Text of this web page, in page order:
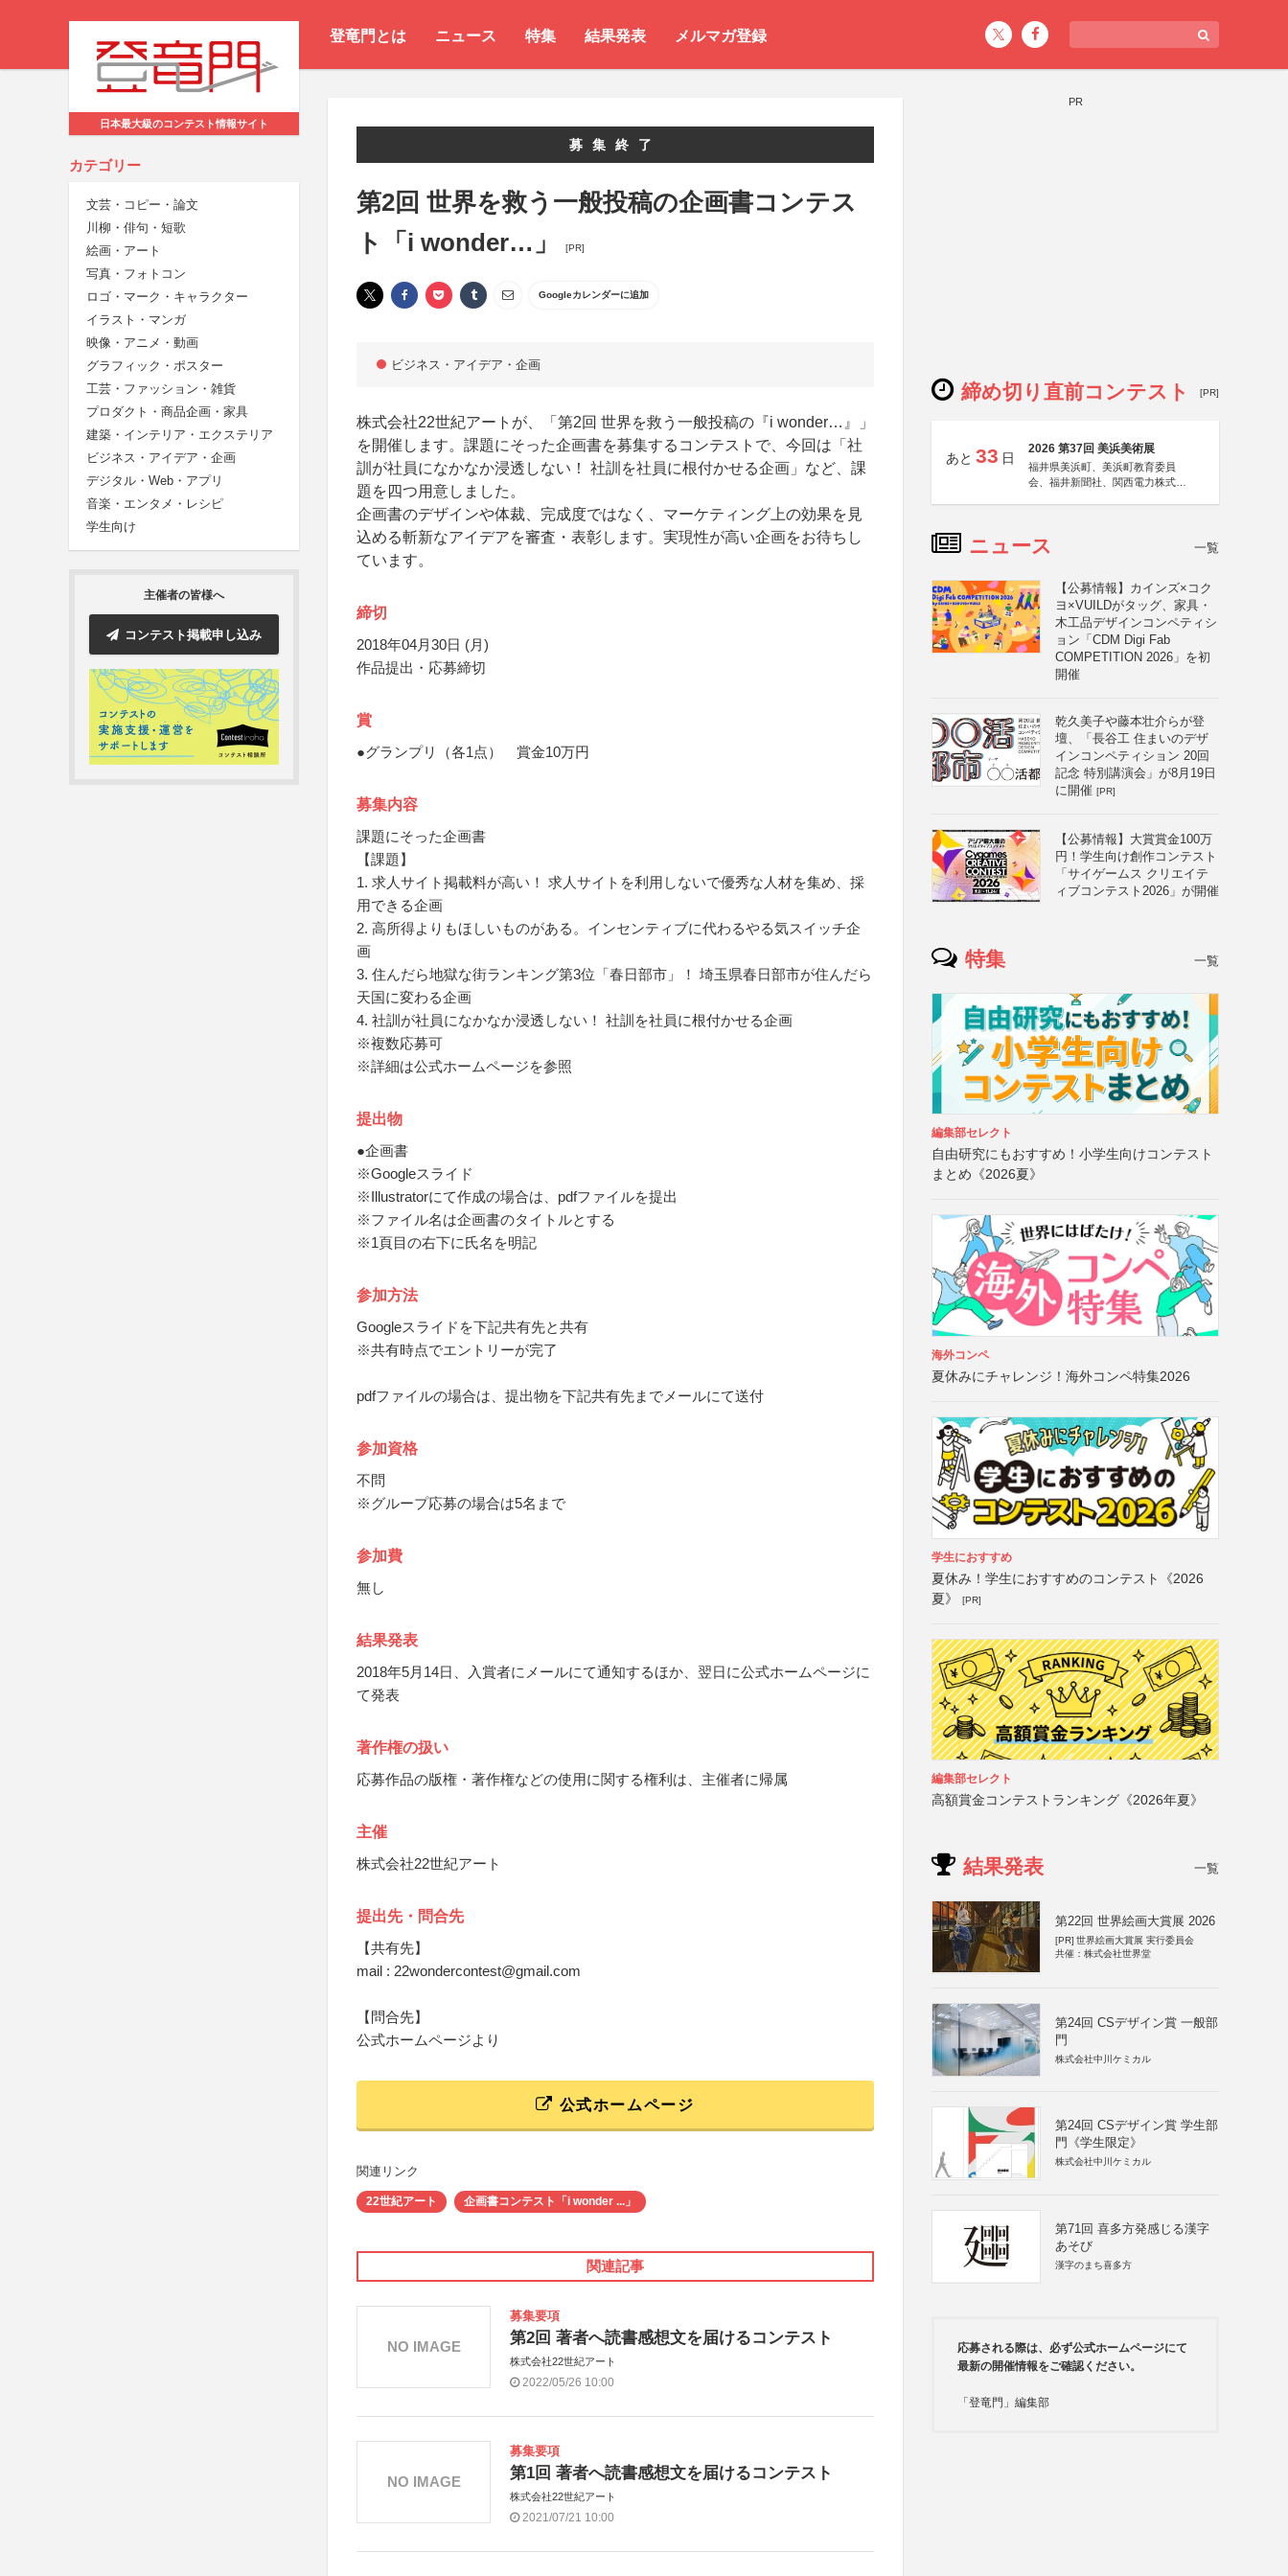
登竜門とは ニュース 特集 結果発表 メルマガ登録
日本最大級のコンテスト情報サイト
カテゴリー
文芸・コピー・論文
川柳・俳句・短歌
絵画・アート
写真・フォトコン
ロゴ・マーク・キャラクター
イラスト・マンガ
映像・アニメ・動画
グラフィック・ポスター
工芸・ファッション・雑貨
プロダクト・商品企画・家具
建築・インテリア・エクステリア
ビジネス・アイデア・企画
デジタル・Web・アプリ
音楽・エンタメ・レシピ
学生向け
主催者の皆様へ
コンテスト掲載申し込み
募集終了
第2回 世界を救う一般投稿の企画書コンテス
ト「i wonder…」
[PR]
Googleカレンダーに追加
ビジネス・アイデア・企画
株式会社22世紀アートが、「第2回 世界を救う一般投稿の『i wonder…』」
を開催します。課題にそった企画書を募集するコンテストで、今回は「社
訓が社員になかなか浸透しない！ 社訓を社員に根付かせる企画」など、課
題を四つ用意しました。
企画書のデザインや体裁、完成度ではなく、マーケティング上の効果を見
込める斬新なアイデアを審査・表彰します。実現性が高い企画をお待ちし
ています。
締切
2018年04月30日 (月)
作品提出・応募締切
賞
●グランプリ（各1点） 賞金10万円
募集内容
課題にそった企画書
【課題】
1. 求人サイト掲載料が高い！ 求人サイトを利用しないで優秀な人材を集め、採
用できる企画
2. 高所得よりもほしいものがある。インセンティブに代わるやる気スイッチ企
画
3. 住んだら地獄な街ランキング第3位「春日部市」！ 埼玉県春日部市が住んだら
天国に変わる企画
4. 社訓が社員になかなか浸透しない！ 社訓を社員に根付かせる企画
※複数応募可
※詳細は公式ホームページを参照
提出物
●企画書
※Googleスライド
※Illustratorにて作成の場合は、pdfファイルを提出
※ファイル名は企画書のタイトルとする
※1頁目の右下に氏名を明記
参加方法
Googleスライドを下記共有先と共有
※共有時点でエントリーが完了
pdfファイルの場合は、提出物を下記共有先までメールにて送付
参加資格
不問
※グループ応募の場合は5名まで
参加費
無し
結果発表
2018年5月14日、入賞者にメールにて通知するほか、翌日に公式ホームページに
て発表
著作権の扱い
応募作品の版権・著作権などの使用に関する権利は、主催者に帰属
主催
株式会社22世紀アート
提出先・問合先
【共有先】
mail : 22wondercontest@gmail.com
【問合先】
公式ホームページより
公式ホームページ
関連リンク
22世紀アート 企画書コンテスト「i wonder ...」
関連記事
募集要項
第2回 著者へ読書感想文を届けるコンテスト
株式会社22世紀アート
2022/05/26 10:00
NO IMAGE
募集要項
第1回 著者へ読書感想文を届けるコンテスト
株式会社22世紀アート
2021/07/21 10:00
NO IMAGE
PR
締め切り直前コンテスト [PR]
あと 33 日
2026 第37回 美浜美術展
福井県美浜町、美浜町教育委員
会、福井新聞社、関西電力株式会
ニュース 一覧
【公募情報】カインズ×コク
ヨ×VUILDがタッグ、家具・
木工品デザインコンペティシ
ョン「CDM Digi Fab
COMPETITION 2026」を初
開催
乾久美子や藤本壮介らが登
壇、「長谷工 住まいのデザ
インコンペティション 20回
記念 特別講演会」が8月19日
に開催 [PR]
【公募情報】大賞賞金100万
円！学生向け創作コンテスト
「サイゲームス クリエイテ
ィブコンテスト2026」が開催
特集 一覧
編集部セレクト
自由研究にもおすすめ！小学生向けコンテスト
まとめ《2026夏》
海外コンペ
夏休みにチャレンジ！海外コンペ特集2026
学生におすすめ
夏休み！学生におすすめのコンテスト《2026
夏》
[PR]
編集部セレクト
高額賞金コンテストランキング《2026年夏》
結果発表 一覧
第22回 世界絵画大賞展 2026
[PR] 世界絵画大賞展 実行委員会
共催：株式会社世界堂
第24回 CSデザイン賞 一般部
門
株式会社中川ケミカル
第24回 CSデザイン賞 学生部
門《学生限定》
株式会社中川ケミカル
第71回 喜多方発感じる漢字
あそび
漢字のまち喜多方
応募される際は、必ず公式ホームページにて
最新の開催情報をご確認ください。
「登竜門」編集部